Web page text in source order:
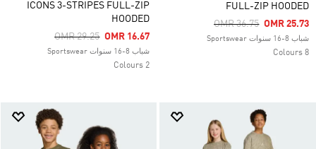
FULL-ZIP HOODED
Price Reduced From
OMR 36.75ToOMR 25.73
شباب 8-16 سنوات Sportswear
8 Colours
ICONS 3-STRIPES FULL-ZIP
HOODED
Price Reduced From
OMR 29.25ToOMR 16.67
شباب 8-16 سنوات Sportswear
2 Colours